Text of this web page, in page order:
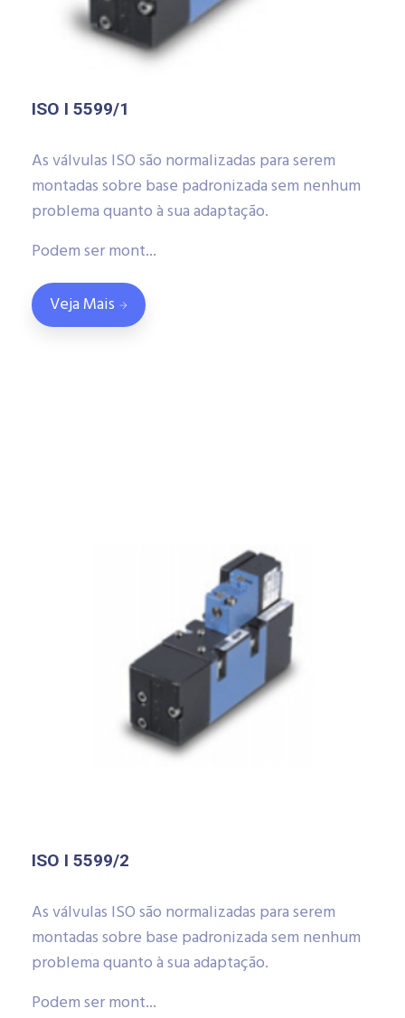
ISO I 5599/1
As válvulas ISO são normalizadas para serem
montadas sobre base padronizada sem nenhum
problema quanto à sua adaptação.
Podem ser mont...
Veja Mais
ISO I 5599/2
As válvulas ISO são normalizadas para serem
montadas sobre base padronizada sem nenhum
problema quanto à sua adaptação.
Podem ser mont...